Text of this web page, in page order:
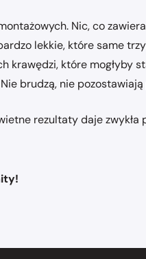
Nic, co
lekkie, które same
które mogłyby
brudzą, nie
rezultaty daje